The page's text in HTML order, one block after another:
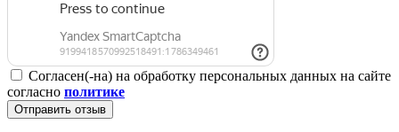
Согласен(-на) на обработку персональных данных на сайте
согласно политике
Отправить отзыв